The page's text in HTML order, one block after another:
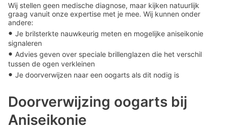
Wij stellen geen medische diagnose, maar kijken natuurlijk
graag vanuit onze expertise met je mee. Wij kunnen onder
andere:
• Je brilsterkte nauwkeurig meten en mogelijke aniseikonie
signaleren
• Advies geven over speciale brillenglazen die het verschil
tussen de ogen verkleinen
• Je doorverwijzen naar een oogarts als dit nodig is
Doorverwijzing oogarts bij
Aniseikonie